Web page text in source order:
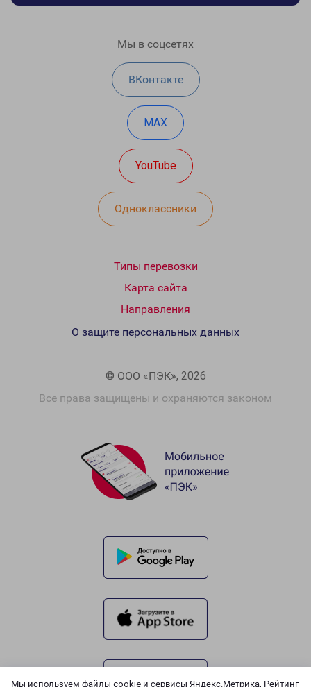
Мы используем файлы cookie и сервисы Яндекс.Метрика, Рейтинг
Мы в соцсетях
ВКонтакте
MAX
YouTube
Одноклассники
Типы перевозки
Карта сайта
Направления
© ООО «ПЭК», 2026
Все права защищены и охраняются законом
О защите персональных данных